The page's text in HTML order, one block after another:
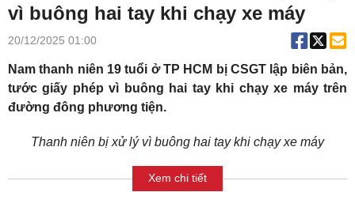
vì buông hai tay khi chạy xe máy
20/12/2025 01:00
Nam thanh niên 19 tuổi ở TP HCM bị CSGT lập biên bản,
tước giấy phép vì buông hai tay khi chạy xe máy trên
đường đông phương tiện.
Thanh niên bị xử lý vì buông hai tay khi chạy xe máy
Xem chi tiết